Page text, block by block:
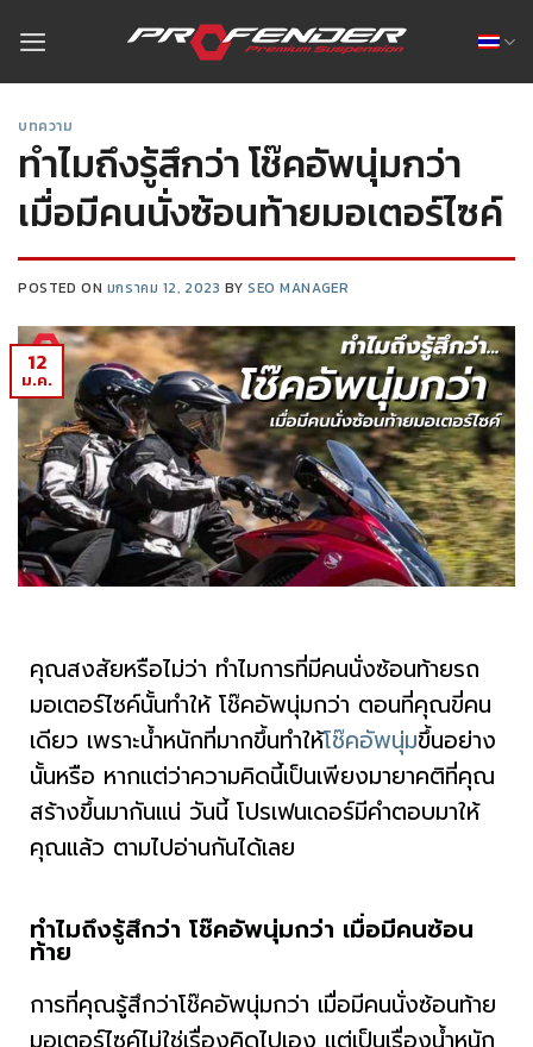
บทความ
ทำไมถึงรู้สึกว่า โช๊คอัพนุ่มกว่า
เมื่อมีคนนั่งซ้อนท้ายมอเตอร์ไซค์
POSTED ON มกราคม 12, 2023 BY SEO MANAGER
12
ม.ค.
คุณสงสัยหรือไม่ว่า ทำไมการที่มีคนนั่งซ้อนท้ายรถ
มอเตอร์ไซค์นั้นทำให้ โช๊คอัพนุ่มกว่า ตอนที่คุณขี่คน
เดียว เพราะน้ำหนักที่มากขึ้นทำให้โช๊คอัพนุ่มขึ้นอย่าง
นั้นหรือ หากแต่ว่าความคิดนี้เป็นเพียงมายาคติที่คุณ
สร้างขึ้นมากันแน่ วันนี้ โปรเฟนเดอร์มีคำตอบมาให้
คุณแล้ว ตามไปอ่านกันได้เลย
ทำไมถึงรู้สึกว่า โช๊คอัพนุ่มกว่า เมื่อมีคนซ้อน
ท้าย
การที่คุณรู้สึกว่าโช๊คอัพนุ่มกว่า เมื่อมีคนนั่งซ้อนท้าย